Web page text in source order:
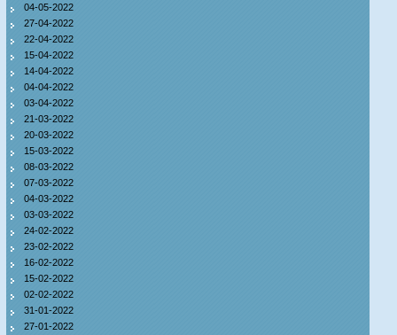
04-05-2022
27-04-2022
22-04-2022
15-04-2022
14-04-2022
04-04-2022
03-04-2022
21-03-2022
20-03-2022
15-03-2022
08-03-2022
07-03-2022
04-03-2022
03-03-2022
24-02-2022
23-02-2022
16-02-2022
15-02-2022
02-02-2022
31-01-2022
27-01-2022